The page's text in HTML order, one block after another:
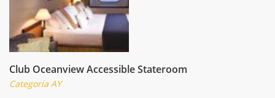
Club Oceanview Accessible Stateroom
Categoría AY